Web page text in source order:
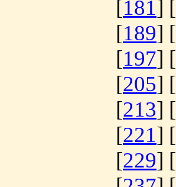
[181] [
[189] [
[197] [
[205] [
[213] [
[221] [
[229] [